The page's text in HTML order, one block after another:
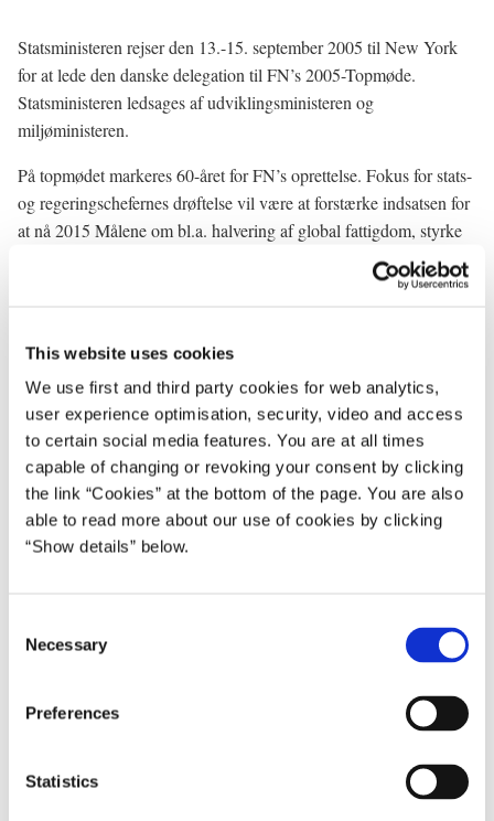
This website uses cookies
We use first and third party cookies for web analytics,
user experience optimisation, security, video and access
to certain social media features. You are at all times
capable of changing or revoking your consent by clicking
the link “Cookies” at the bottom of the page. You are also
able to read more about our use of cookies by clicking
“Show details” below.
Necessary
Preferences
Statistics
Statsministeren rejser den 13.-15. september 2005 til New York
for at lede den danske delegation til FN’s 2005-Topmøde.
Statsministeren ledsages af udviklingsministeren og
miljøministeren.
På topmødet markeres 60-året for FN’s oprettelse. Fokus for stats-
og regeringschefernes drøftelse vil være at forstærke indsatsen for
at nå 2015 Målene om bl.a. halvering af global fattigdom, styrke
FN’s rolle i opretholdelsen af fred og sikkerhed, og øge respekten
for menneskerettigheder. Et gennemgående tema vil være behovet
Der vil i forbindelse med topmødet blive afholdt et særligt
topmøde i FN’s Sikkerhedsråd, hvor statsministeren deltager i
kraft af det danske medlemskab af Sikkerhedsrådet i 2005-6.
Sikkerhedsrådstopmødets dagsorden fokuserer på
terrorbekæmpelse og konfliktforebyggelse i Afrika.
Statsminister Anders Fogh Rasmussen udtaler i den anledning:
”Jeg ser frem til at deltage i FN’s 2005 Topmøde i næste uge. Det
er det vigtigt, at FN får mulighed for at spille en større rolle i
masseødelæggelsesvåben, fattigdom, sult og sygdom samt
miljønedbrydning osv. Det er derfor vigtigt, at FN gennemgår
Jeg håber, at vi med Topmødet kommer et skridt videre i retning